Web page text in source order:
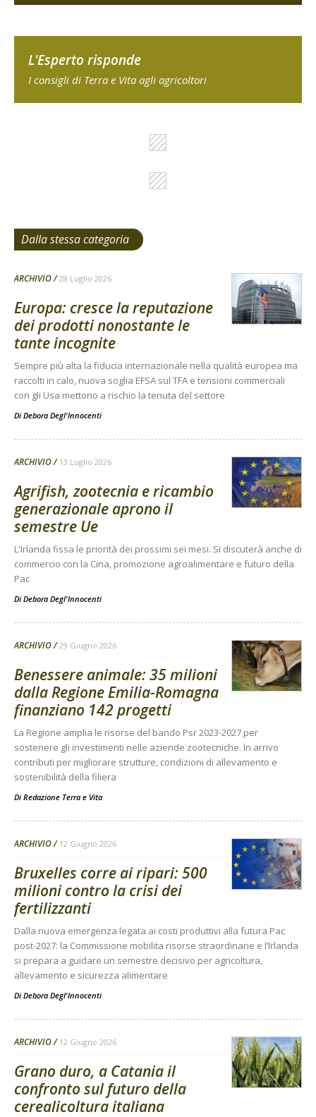
L'Esperto risponde
I consigli di Terra e Vita agli agricoltori
Dalla stessa categoria
ARCHIVIO 28 Luglio 2026
Europa: cresce la reputazione
dei prodotti nonostante le
tante incognite
Sempre più alta la fiducia internazionale nella qualità europea ma
raccolti in calo, nuova soglia EFSA sul TFA e tensioni commerciali
con gli Usa mettono a rischio la tenuta del settore
Di Debora Degl'Innocenti
ARCHIVIO 13 Luglio 2026
Agrifish, zootecnia e ricambio
generazionale aprono il
semestre Ue
L'Irlanda fissa le priorità dei prossimi sei mesi. Si discuterà anche di
commercio con la Cina, promozione agroalimentare e futuro della
Pac
Di Debora Degl'Innocenti
ARCHIVIO 29 Giugno 2026
Benessere animale: 35 milioni
dalla Regione Emilia-Romagna
finanziano 142 progetti
La Regione amplia le risorse del bando Psr 2023-2027 per
sostenere gli investimenti nelle aziende zootecniche. In arrivo
contributi per migliorare strutture, condizioni di allevamento e
sostenibilità della filiera
Di Redazione Terra e Vita
ARCHIVIO 12 Giugno 2026
Bruxelles corre ai ripari: 500
milioni contro la crisi dei
fertilizzanti
Dalla nuova emergenza legata ai costi produttivi alla futura Pac
post-2027: la Commissione mobilita risorse straordinarie e l’Irlanda
si prepara a guidare un semestre decisivo per agricoltura,
allevamento e sicurezza alimentare
Di Debora Degl'Innocenti
ARCHIVIO 12 Giugno 2026
Grano duro, a Catania il
confronto sul futuro della
cerealicoltura italiana